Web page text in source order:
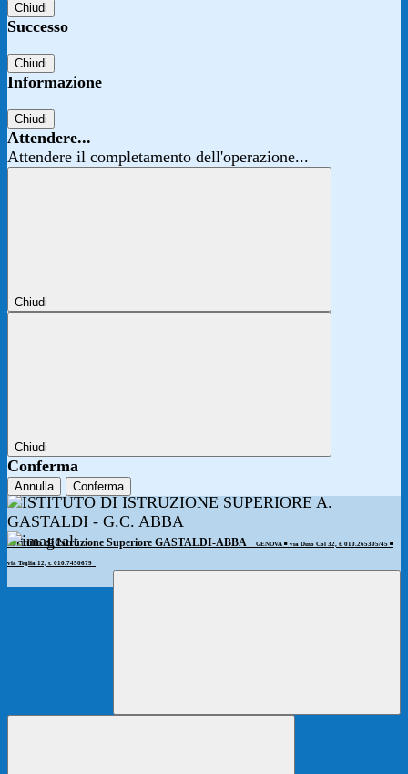
Chiudi
Successo
Chiudi
Informazione
Chiudi
Attendere...
Attendere il completamento dell'operazione...
Chiudi
Chiudi
Conferma
Annulla Conferma
Istituto di Istruzione Superiore GASTALDI-ABBA GENOVA ◾️ via Dino Col 32, t. 010.265305/45 ◾️
via Teglia 12, t. 010.7450679